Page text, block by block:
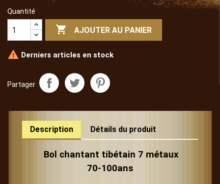
Quantité
 AJOUTER AU PANIER
 Derniers articles en stock
Partager
Description Détails du produit
Bol chantant tibétain 7 métaux
70-100ans